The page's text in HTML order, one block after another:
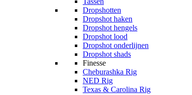
Dropshotten
Dropshot haken
Dropshot hengels
Dropshot lood
Dropshot onderlijnen
Dropshot shads
Finesse
Cheburashka Rig
NED Rig
Texas & Carolina Rig